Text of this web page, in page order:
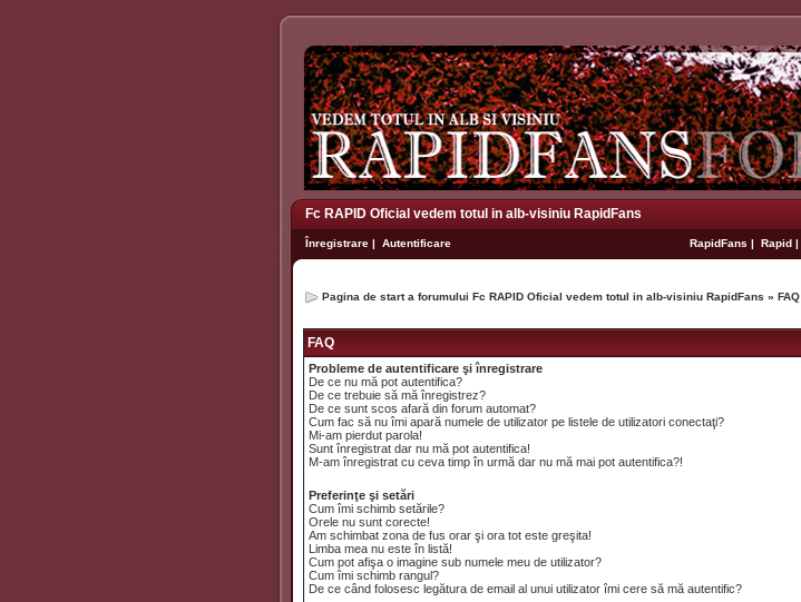
Fc RAPID Oficial vedem totul in alb-visiniu RapidFans
Înregistrare | Autentificare RapidFans | Rapid |
Pagina de start a forumului Fc RAPID Oficial vedem totul in alb-visiniu RapidFans » FAQ
FAQ
Probleme de autentificare şi înregistrare
De ce nu mă pot autentifica?
De ce trebuie să mă înregistrez?
De ce sunt scos afară din forum automat?
Cum fac să nu îmi apară numele de utilizator pe listele de utilizatori conectaţi?
Mi-am pierdut parola!
Sunt înregistrat dar nu mă pot autentifica!
M-am înregistrat cu ceva timp în urmă dar nu mă mai pot autentifica?!
Preferinţe şi setări
Cum îmi schimb setările?
Orele nu sunt corecte!
Am schimbat zona de fus orar şi ora tot este greşita!
Limba mea nu este în listă!
Cum pot afişa o imagine sub numele meu de utilizator?
Cum îmi schimb rangul?
De ce când folosesc legătura de email al unui utilizator îmi cere să mă autentific?